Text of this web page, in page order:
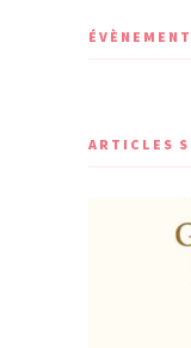
ARTICLES